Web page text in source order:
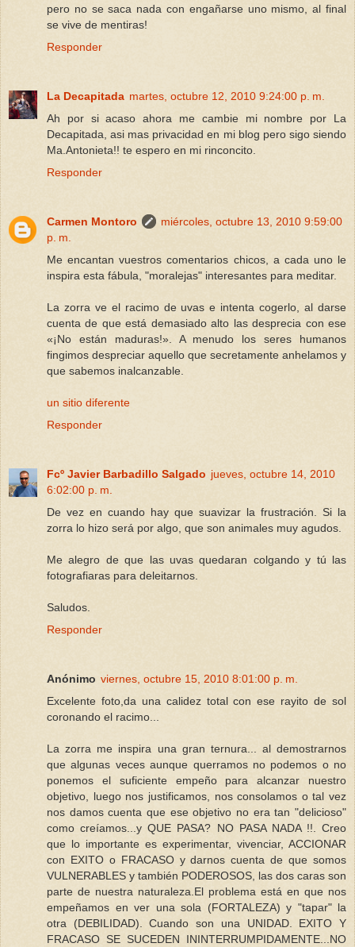
pero no se saca nada con engañarse uno mismo, al final
se vive de mentiras!
Responder
La Decapitada martes, octubre 12, 2010 9:24:00 p. m.
Ah por si acaso ahora me cambie mi nombre por La
Decapitada, asi mas privacidad en mi blog pero sigo siendo
Ma.Antonieta!! te espero en mi rinconcito.
Responder
Carmen Montoro
miércoles, octubre 13, 2010 9:59:00
p. m.
Me encantan vuestros comentarios chicos, a cada uno le
inspira esta fábula, "moralejas" interesantes para meditar.
La zorra ve el racimo de uvas e intenta cogerlo, al darse
cuenta de que está demasiado alto las desprecia con ese
«¡No están maduras!». A menudo los seres humanos
fingimos despreciar aquello que secretamente anhelamos y
que sabemos inalcanzable.
un sitio diferente
Responder
Fcº Javier Barbadillo Salgado jueves, octubre 14, 2010
6:02:00 p. m.
De vez en cuando hay que suavizar la frustración. Si la
zorra lo hizo será por algo, que son animales muy agudos.
Me alegro de que las uvas quedaran colgando y tú las
fotografiaras para deleitarnos.
Saludos.
Responder
Anónimo viernes, octubre 15, 2010 8:01:00 p. m.
Excelente foto,da una calidez total con ese rayito de sol
coronando el racimo...
La zorra me inspira una gran ternura... al demostrarnos
que algunas veces aunque querramos no podemos o no
ponemos el suficiente empeño para alcanzar nuestro
objetivo, luego nos justificamos, nos consolamos o tal vez
nos damos cuenta que ese objetivo no era tan "delicioso"
como creíamos...y QUE PASA? NO PASA NADA !!. Creo
que lo importante es experimentar, vivenciar, ACCIONAR
con EXITO o FRACASO y darnos cuenta de que somos
VULNERABLES y también PODEROSOS, las dos caras son
parte de nuestra naturaleza.El problema está en que nos
empeñamos en ver una sola (FORTALEZA) y "tapar" la
otra (DEBILIDAD). Cuando son una UNIDAD. EXITO Y
FRACASO SE SUCEDEN ININTERRUMPIDAMENTE...NO